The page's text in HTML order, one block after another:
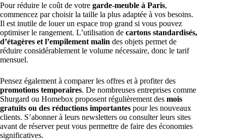
Pour réduire le coût de votre garde-meuble à Paris,
commencez par choisir la taille la plus adaptée à vos besoins.
Il est inutile de louer un espace trop grand si vous pouvez
optimiser le rangement. L’utilisation de cartons standardisés,
d’étagères et l’empilement malin des objets permet de
réduire considérablement le volume nécessaire, donc le tarif
mensuel.
Pensez également à comparer les offres et à profiter des
promotions temporaires. De nombreuses entreprises comme
Shurgard ou Homebox proposent régulièrement des mois
gratuits ou des réductions importantes pour les nouveaux
clients. S’abonner à leurs newsletters ou consulter leurs sites
avant de réserver peut vous permettre de faire des économies
significatives.